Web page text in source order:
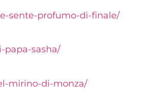
sente-profumo-di-finale/
papa-sasha/
mirino-di-monza/